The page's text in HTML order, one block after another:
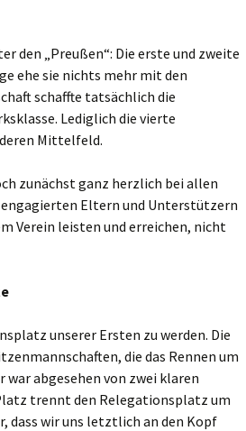
den „Preußen“: Die erste und zweite
ehe sie nichts mehr mit den
schaffte tatsächlich die
Lediglich die vierte
Mittelfeld.
zunächst ganz herzlich bei allen
Eltern und Unterstützern
Verein leisten und erreichen, nicht
unserer Ersten zu werden. Die
die das Rennen um
abgesehen von zwei klaren
trennt den Relegationsplatz um
dass wir uns letztlich an den Kopf